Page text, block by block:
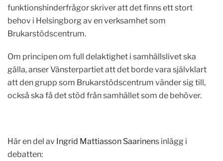
funktionshinderfrågor skriver att det finns ett stort
behov i Helsingborg av en verksamhet som
Brukarstödscentrum.
Om principen om full delaktighet i samhällslivet ska
gälla, anser Vänsterpartiet att det borde vara självklart
att den grupp som Brukarstödscentrum vänder sig till,
också ska få det stöd från samhället som de behöver.
Här en del av Ingrid Mattiasson Saarinens inlägg i
debatten: